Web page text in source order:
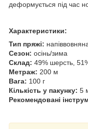
деформується під час
Характеристики:
Тип пряжі:
Сезон: осінь/зима
Склад: 49% шерсть,
Метраж: 200 м
Вага: 100 г
Кількість у пакунку: 5
Рекомендовані